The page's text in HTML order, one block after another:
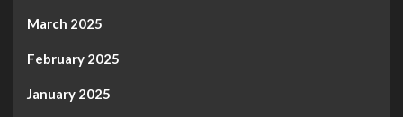
March 2025
February 2025
January 2025